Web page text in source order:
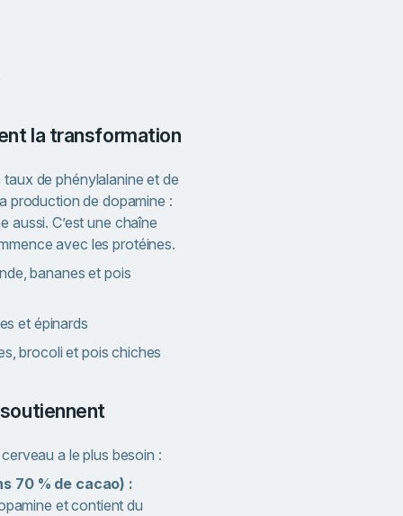
la transformation
de phénylalanine et de
production de dopamine :
aussi. C’est une chaîne
avec les protéines.
bananes et pois
et épinards
brocoli et pois chiches
soutiennent
a le plus besoin :
70 % de cacao) :
et contient du